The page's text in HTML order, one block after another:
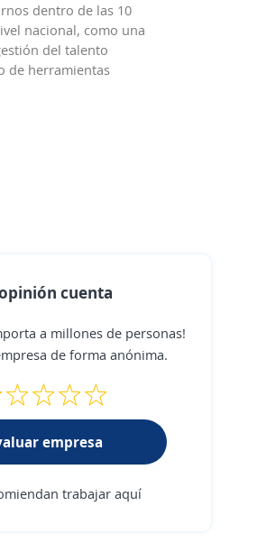
dentro de las 10
nacional, como una
del talento
de herramientas
cuenta
a millones de personas!
de forma anónima.
empresa
trabajar aquí